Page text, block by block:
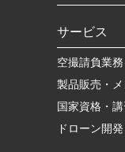
サービス
空撮請負業務
製品販売・
国家資格・
ドローン開発